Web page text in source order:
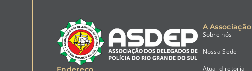
A Associação
Sobre nós
Nossa Sede
Atual diretoria